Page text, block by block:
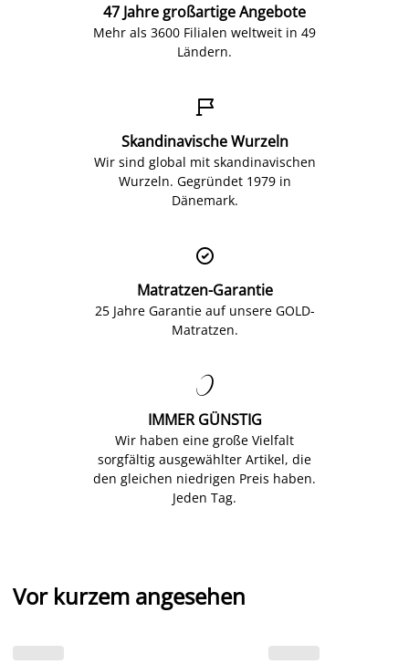
47 Jahre großartige Angebote
Mehr als 3600 Filialen weltweit in 49
Ländern.

Skandinavische Wurzeln
Wir sind global mit skandinavischen
Wurzeln. Gegründet 1979 in
Dänemark.

Matratzen-Garantie
25 Jahre Garantie auf unsere GOLD-
Matratzen.

IMMER GÜNSTIG
Wir haben eine große Vielfalt
sorgfältig ausgewählter Artikel, die
den gleichen niedrigen Preis haben.
Jeden Tag.
Vor kurzem angesehen